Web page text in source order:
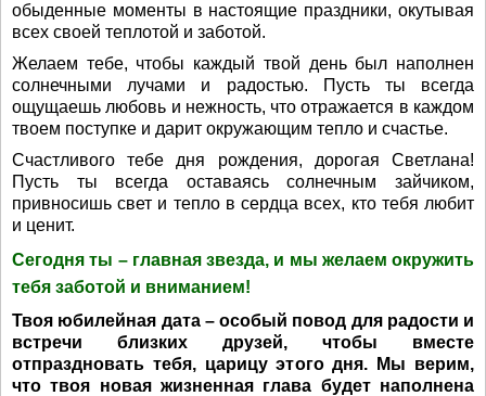
обыденные моменты в настоящие праздники, окутывая
всех своей теплотой и заботой.
Желаем тебе, чтобы каждый твой день был наполнен
солнечными лучами и радостью. Пусть ты всегда
ощущаешь любовь и нежность, что отражается в каждом
твоем поступке и дарит окружающим тепло и счастье.
Счастливого тебе дня рождения, дорогая Светлана!
Пусть ты всегда оставаясь солнечным зайчиком,
привносишь свет и тепло в сердца всех, кто тебя любит
и ценит.
Сегодня ты – главная звезда, и мы желаем окружить
тебя заботой и вниманием!
Твоя юбилейная дата – особый повод для радости и
встречи близких друзей, чтобы вместе
отпраздновать тебя, царицу этого дня. Мы верим,
что твоя новая жизненная глава будет наполнена